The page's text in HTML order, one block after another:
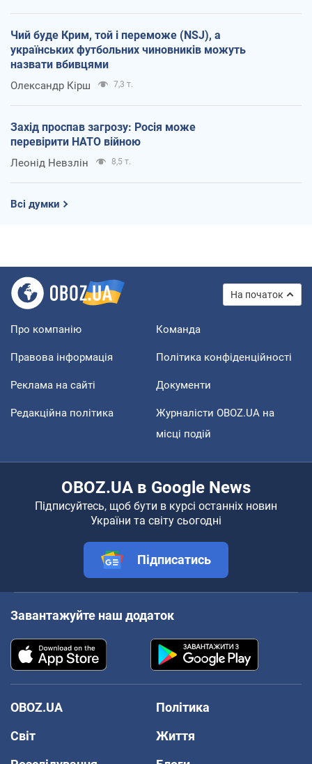
Чий буде Крим, той і переможе (NSJ), а
українських футбольних чиновників можуть
назвати вбивцями
Олександр Кірш 7,3 т.
Захід проспав загрозу: Росія може
перевірити НАТО війною
Леонід Невзлін 8,5 т.
Всі думки
На початок
Про компанію Команда
Правова інформація Політика конфіденційності
Реклама на сайті Документи
Редакційна політика
Журналісти OBOZ.UA на
місці подій
OBOZ.UA в Google News
Підписуйтесь, щоб бути в курсі останніх новин
України та світу сьогодні
Підписатись
Завантажуйте наш додаток
OBOZ.UA
Політика
Світ
Життя